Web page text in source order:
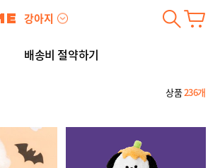
강아지
배송비 절약하기
상품236개